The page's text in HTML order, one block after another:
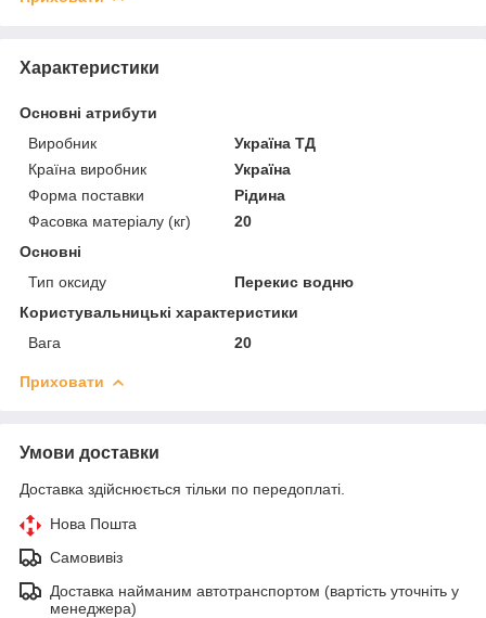
Характеристики
Основні атрибути
Виробник
Україна ТД
Країна виробник
Україна
Форма поставки
Рідина
Фасовка матеріалу (кг)
20
Основні
Тип оксиду
Перекис водню
Користувальницькі характеристики
Вага
20
Приховати
Умови доставки
Доставка здійснюється тільки по передоплаті.
Нова Пошта
Самовивіз
Доставка найманим автотранспортом (вартість уточніть у
менеджера)